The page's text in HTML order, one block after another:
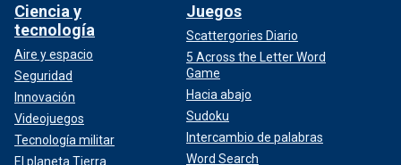
Ciencia y
tecnología
Aire y espacio
Seguridad
Innovación
Videojuegos
Tecnología militar
El planeta Tierra
Juegos
Scattergories Diario
5 Across the Letter Word
Game
Hacia abajo
Sudoku
Intercambio de palabras
Word Search